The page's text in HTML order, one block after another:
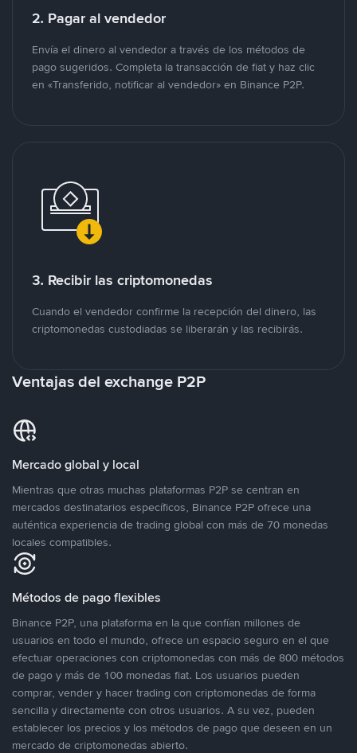
2. Pagar al vendedor
Envía el dinero al vendedor a través de los métodos de
pago sugeridos. Completa la transacción de fiat y haz clic
en «Transferido, notificar al vendedor» en Binance P2P.
3. Recibir las criptomonedas
Cuando el vendedor confirme la recepción del dinero, las
criptomonedas custodiadas se liberarán y las recibirás.
Ventajas del exchange P2P
Mercado global y local
Mientras que otras muchas plataformas P2P se centran en
mercados destinatarios específicos, Binance P2P ofrece una
auténtica experiencia de trading global con más de 70 monedas
locales compatibles.
Métodos de pago flexibles
Binance P2P, una plataforma en la que confían millones de
usuarios en todo el mundo, ofrece un espacio seguro en el que
efectuar operaciones con criptomonedas con más de 800 métodos
de pago y más de 100 monedas fiat. Los usuarios pueden
comprar, vender y hacer trading con criptomonedas de forma
sencilla y directamente con otros usuarios. A su vez, pueden
establecer los precios y los métodos de pago que deseen en un
mercado de criptomonedas abierto.